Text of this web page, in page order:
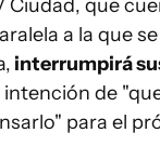
Ciudad, que
a la que
interrumpirá
intención de
para el